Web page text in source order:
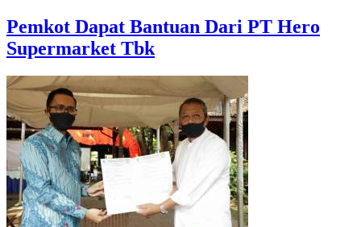
Pemkot Dapat Bantuan Dari PT Hero
Supermarket Tbk